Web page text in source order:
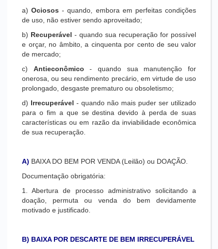
a)Ociosos - quando, embora em perfeitas condições
de uso, não estiver sendo aproveitado;
b) Recuperável - quando sua recuperação for possível
e orçar, no âmbito, a cinquenta por cento de seu valor
de mercado;
c) Antieconômico - quando sua manutenção for
onerosa, ou seu rendimento precário, em virtude de uso
prolongado, desgaste prematuro ou obsoletismo;
d) Irrecuperável - quando não mais puder ser utilizado
para o fim a que se destina devido à perda de suas
características ou em razão da inviabilidade econômica
de sua recuperação.
A) BAIXA DO BEM POR VENDA (Leilão) ou DOAÇÃO.
Documentação obrigatória:
1. Abertura de processo administrativo solicitando a
doação, permuta ou venda do bem devidamente
motivado e justificado.
B) BAIXA POR DESCARTE DE BEM IRRECUPERÁVEL